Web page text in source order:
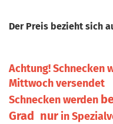
Der Preis bezieht sich
Achtung! Schnecken
Mittwoch versendet
Schnecken werden
Grad nur in